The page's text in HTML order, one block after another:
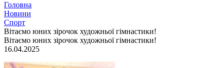
Головна
Новини
Спорт
Вітаємо юних зірочок художньої гімнастики!
Вітаємо юних зірочок художньої гімнастики!
16.04.2025